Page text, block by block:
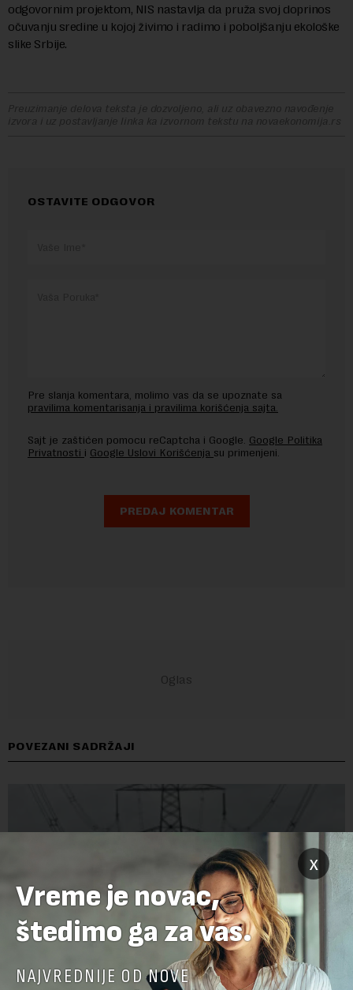
odgovornim projektom, NIS nastavlja da pruža svoj doprinos
očuvanju sredine u kojoj živimo i radimo i poboljšanju ekološke
slike Srbije.
Preuzimanje delova teksta je dozvoljeno, ali uz obavezno navođenje
izvora i uz postavljanje linka ka izvornom tekstu na novaekonomija.rs
OSTAVITE ODGOVOR
Pre slanja komentara, molimo vas da se upoznate sa
pravilima komentarisanja i pravilima korišćenja sajta.
Sajt je zaštićen pomocu reCaptcha i Google. Google Politika
Privatnosti i Google Uslovi Korišćenja su primenjeni.
POVEZANI SADRŽAJI
x
Vreme je novac,
štedimo ga za vas.
NAJVREDNIJE OD NOVE